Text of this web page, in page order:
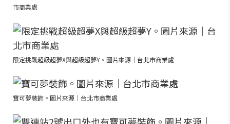
市商業處
限定挑戰超級超夢X與超級超夢Y。圖片來源｜台北市商業處
寶可夢裝飾。圖片來源｜台北市商業處